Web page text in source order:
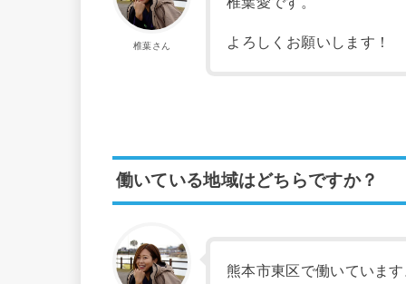
椎葉さん よろしくお願いします！
働いている地域はどちらですか？
熊本市東区で働いていま